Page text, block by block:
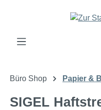
Zum Hauptinhalt springen
Büro Shop Papier &
SIGEL